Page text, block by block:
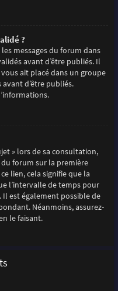
?
messages du forum dans
avant d’être publiés. Il
ait placé dans un groupe
d’être publiés.
» lors de sa consultation,
forum sur la première
lien, cela signifie que la
l’intervalle de temps pour
est également possible de
Néanmoins, assurez-
le faisant.